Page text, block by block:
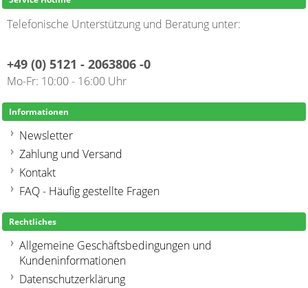
Telefonische Unterstützung und Beratung unter:
+49 (0) 5121 - 2063806 -0
Mo-Fr: 10:00 - 16:00 Uhr
Informationen
Newsletter
Zahlung und Versand
Kontakt
FAQ - Häufig gestellte Fragen
Rechtliches
Allgemeine Geschäftsbedingungen und
Kundeninformationen
Datenschutzerklärung